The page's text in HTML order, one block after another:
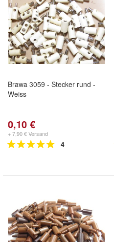
Brawa 3059 - Stecker rund -
Weiss
0,10 €
+ 7,90 € Versand
4